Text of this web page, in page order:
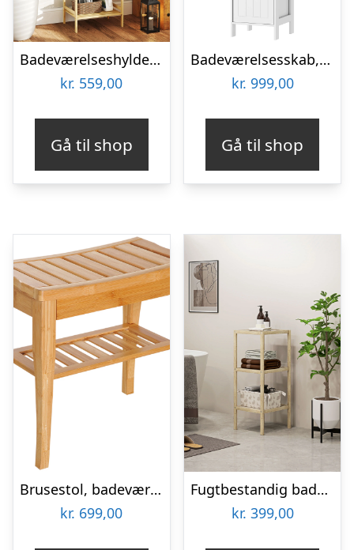
Badeværelseshylde i bambus med 5 niveauer, opbevaringsstativ med justerbare hylder, 43,5 x 31,5 x 142 cm, naturtræ
kr. 559,00
Gå til shop
Badeværelsesskab, kompakt badeværelseshylde med 2 skuffer og 3 åbne rum, fritstående badeværelseshylde, mdf, hvid
kr. 999,00
Gå til shop
Brusestol, badeværelsesstol med hylde, brusesæde, brusestol, badeværelsesstol, badeværelseshylde, bambus, 47,5 x 26 x 44,5 cm, naturlig
kr. 699,00
Fugtbestandig badeværelseshylde i bambus 33 x 31 x 78 cm
kr. 399,00